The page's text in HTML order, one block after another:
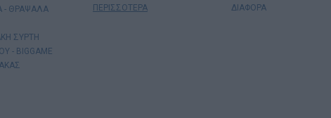
- ΘΡΑΨΑΛΑ
ΣΥΡΤΗ
- BIGGAME
ΠΕΡΙΣΣΟΤΕΡΑ
ΔΙΑΦΟΡΑ